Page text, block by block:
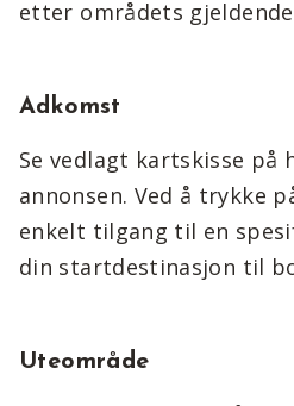
etter områdets
Adkomst
Se vedlagt kartskisse på
annonsen. Ved å trykke
enkelt tilgang til en
din startdestinasjon til
Uteområde